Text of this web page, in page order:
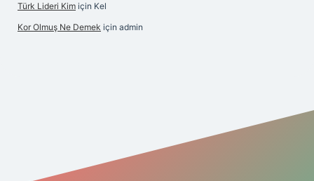
Türk Lideri Kim için Kel
Kor Olmuş Ne Demek için admin